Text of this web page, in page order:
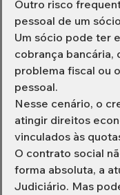
Outro risco
pessoal de um
Um sócio pode ter
cobrança bancária,
problema fiscal ou
pessoal.
Nesse cenário, o
atingir direitos
vinculados às
O contrato social
forma absoluta, a
Judiciário. Mas